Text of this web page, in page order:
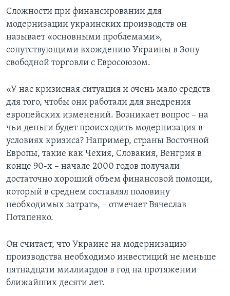
Сложности при финансировании для
модернизации украинских производств он
называет «основными проблемами»,
сопутствующими вхождению Украины в Зону
свободной торговли с Евросоюзом.
«У нас кризисная ситуация и очень мало средств
для того, чтобы они работали для внедрения
европейских изменений. Возникает вопрос – на
чьи деньги будет происходить модернизация в
условиях кризиса? Например, страны Восточной
Европы, такие как Чехия, Словакия, Венгрия в
конце 90-х – начале 2000 годов получали
достаточно хороший объем финансовой помощи,
который в среднем составлял половину
необходимых затрат», – отмечает Вячеслав
Потапенко.
Он считает, что Украине на модернизацию
производства необходимо инвестиций не меньше
пятнадцати миллиардов в год на протяжении
ближайших десяти лет.